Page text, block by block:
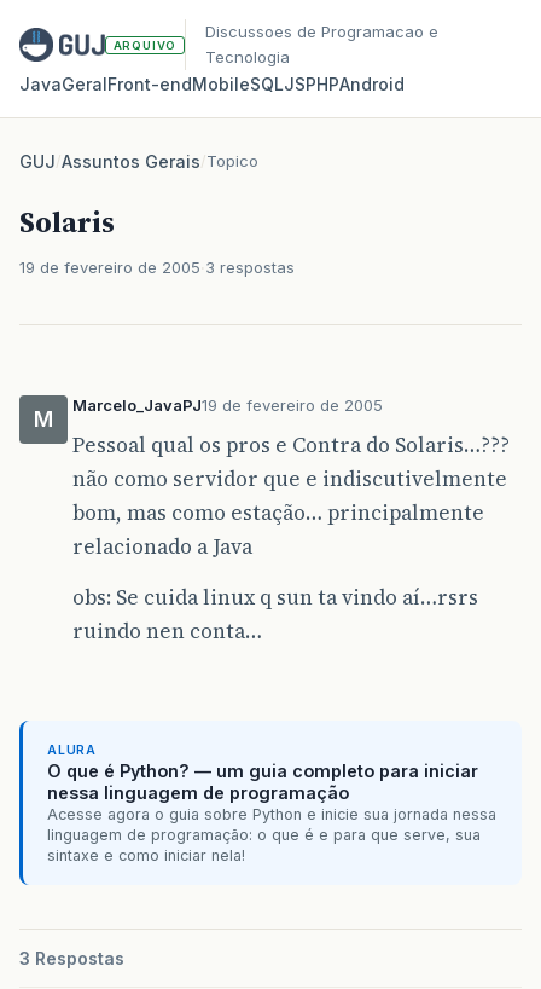
ARQUIVO
Discussoes de Programacao e
Tecnologia
JavaGeralFront‑endMobileSQLJSPHPAndroid
GUJ/Assuntos Gerais/Topico
Solaris
19 de fevereiro de 2005 3 respostas
M
Marcelo_JavaPJ19 de fevereiro de 2005
Pessoal qual os pros e Contra do Solaris…???
não como servidor que e indiscutivelmente
bom, mas como estação… principalmente
relacionado a Java
obs: Se cuida linux q sun ta vindo aí…rsrs
ruindo nen conta…
ALURA
O que é Python? — um guia completo para iniciar
nessa linguagem de programação
Acesse agora o guia sobre Python e inicie sua jornada nessa
linguagem de programação: o que é e para que serve, sua
sintaxe e como iniciar nela!
3 Respostas